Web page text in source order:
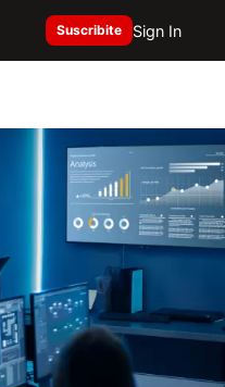
Suscribite Sign In